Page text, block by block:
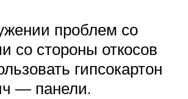
проблем со
со стороны откосов
гипсокартон
— панели.